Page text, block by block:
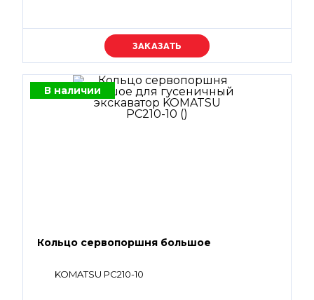
Уточняйте цену
В наличии
Кольцо сервопоршня большое
KOMATSU PC210-10